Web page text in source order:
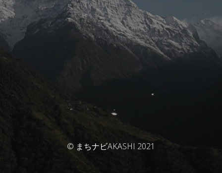
© まちナビAKASHI 2021